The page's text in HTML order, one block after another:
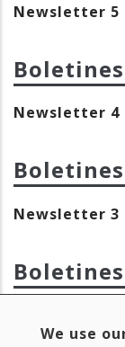
Newsletter 5
Newsletter 4
Newsletter 3
We use